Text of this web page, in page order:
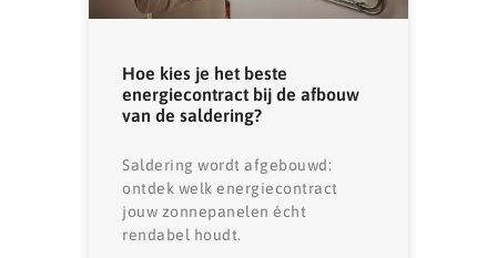
Hoe kies je het beste
energiecontract bij de afbouw
van de saldering?
Saldering wordt afgebouwd:
ontdek welk energiecontract
jouw zonnepanelen écht
rendabel houdt.